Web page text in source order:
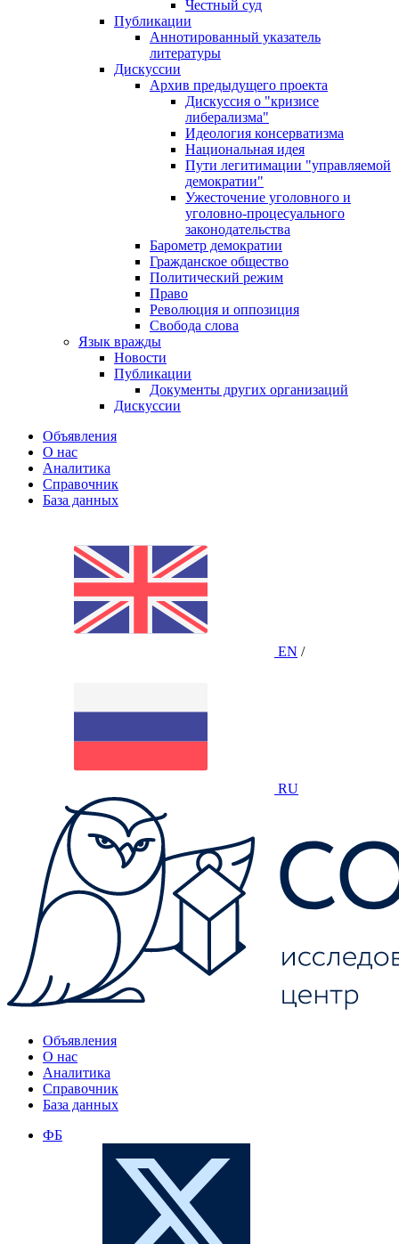
Честный суд
Публикации
Аннотированный указатель
литературы
Дискуссии
Архив предыдущего проекта
Дискуссия о "кризисе
либерализма"
Идеология консерватизма
Национальная идея
Пути легитимации "управляемой
демократии"
Ужесточение уголовного и
уголовно-процесуального
законодательства
Барометр демократии
Гражданское общество
Политический режим
Право
Революция и оппозиция
Свобода слова
Язык вражды
Новости
Публикации
Документы других организаций
Дискуссии
Объявления
О нас
Аналитика
Справочник
База данных
EN /
RU
Объявления
О нас
Аналитика
Справочник
База данных
ФБ